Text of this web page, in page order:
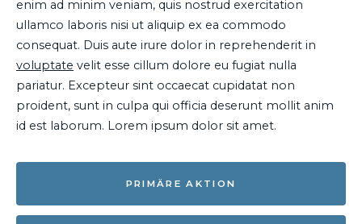
enim ad minim veniam, quis nostrud exercitation
ullamco laboris nisi ut aliquip ex ea commodo
consequat. Duis aute irure dolor in reprehenderit in
voluptate velit esse cillum dolore eu fugiat nulla
pariatur. Excepteur sint occaecat cupidatat non
proident, sunt in culpa qui officia deserunt mollit anim
id est laborum. Lorem ipsum dolor sit amet.
PRIMÄRE AKTION